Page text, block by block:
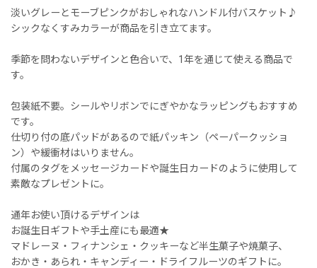
淡いグレーとモーブピンクがおしゃれなハンドル付バスケット♪
シックなくすみカラーが商品を引き立てます。
季節を問わないデザインと色合いで、1年を通じて使える商品で
す。
包装紙不要。シールやリボンでにぎやかなラッピングもおすすめ
です。
仕切り付の底パッドがあるので紙パッキン（ペーパークッショ
ン）や緩衝材はいりません。
付属のタグをメッセージカードや誕生日カードのように使用して
素敵なプレゼントに。
通年お使い頂けるデザインは
お誕生日ギフトや手土産にも最適★
マドレーヌ・フィナンシェ・クッキーなど半生菓子や焼菓子、
おかき・あられ・キャンディー・ドライフルーツのギフトに。